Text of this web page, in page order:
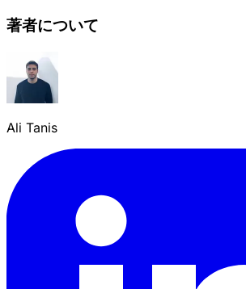
著者について
Ali Tanis